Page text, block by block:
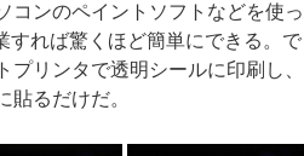
ンのペイントソフトなどを使っ
すれば驚くほど簡単にできる。で
プリンタで透明シールに印刷し、
貼るだけだ。